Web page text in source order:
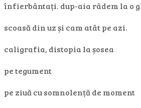
înfierbântați. dup-aia râdem la o
scoasă din uz și cam atât pe azi.
caligrafia, distopia la șosea
pe tegument
pe ziuă cu somnolență de moment